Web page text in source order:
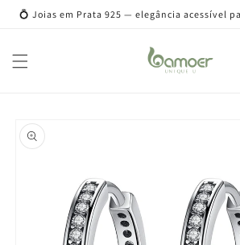
para o
💍 Joias em Prata 925 — elegância acessível
as
informações